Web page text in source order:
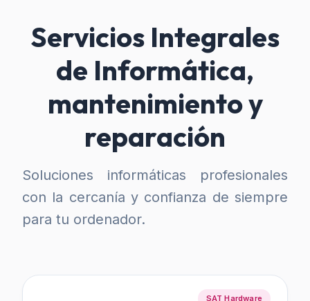
Servicios Integrales
de Informática,
mantenimiento y
reparación
Soluciones informáticas profesionales
con la cercanía y confianza de siempre
para tu ordenador.
SAT Hardware